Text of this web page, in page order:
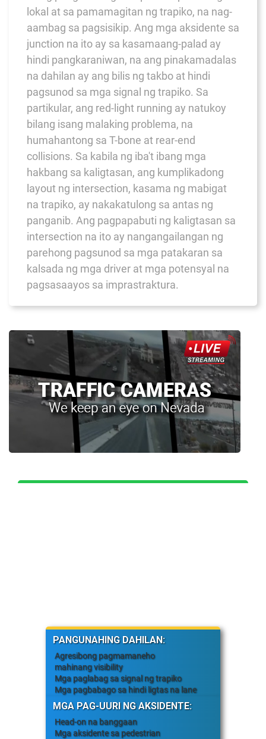
lokal at sa pamamagitan ng trapiko, na nag-
aambag sa pagsisikip. Ang mga aksidente sa
junction na ito ay sa kasamaang-palad ay
hindi pangkaraniwan, na ang pinakamadalas
na dahilan ay ang bilis ng takbo at hindi
pagsunod sa mga signal ng trapiko. Sa
partikular, ang red-light running ay natukoy
bilang isang malaking problema, na
humahantong sa T-bone at rear-end
collisions. Sa kabila ng iba't ibang mga
hakbang sa kaligtasan, ang kumplikadong
layout ng intersection, kasama ng mabigat
na trapiko, ay nakakatulong sa antas ng
panganib. Ang pagpapabuti ng kaligtasan sa
intersection na ito ay nangangailangan ng
parehong pagsunod sa mga patakaran sa
kalsada ng mga driver at mga potensyal na
pagsasaayos sa imprastraktura.
PANGUNAHING DAHILAN:
Agresibong pagmamaneho
mahinang visibility
Mga paglabag sa signal ng trapiko
Mga pagbabago sa hindi ligtas na lane
MGA PAG-UURI NG AKSIDENTE:
Head-on na banggaan
Mga aksidente sa pedestrian